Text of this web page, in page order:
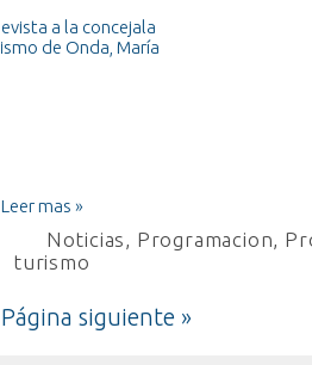
Leer mas »
Noticias, Programacion,
turismo
Página siguiente »